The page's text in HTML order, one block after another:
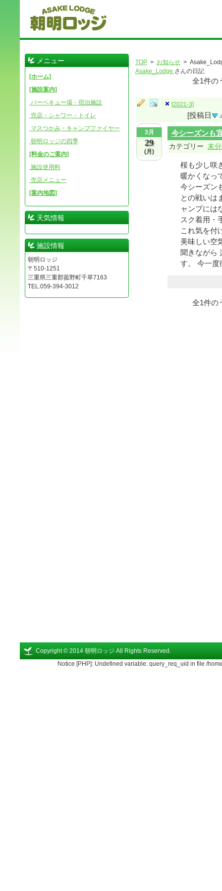
TOP > お知らせ >
Asake_Lodge さんの日記
全1件の
[2021-3]
[投稿日
3月
29
(月)
今シーズンも
カテゴリー 未
桜も少し咲
暖かくなっ
今シーズン
との戦いは
ャンプには
スク着用・
これ気を付
美味しい空
聞きながら
す。 今一
全1件の
メニュー
[ホーム]
[施設案内]
バーベキュー場・宿泊施設
売店・シャワー・トイレ
マスつかみ・キャンプファイヤー
朝明ロッジの四季
[料金のご案内]
施設使用料
売店メニュー
[案内地図]
天気情報
施設情報
朝明ロッジ
〒510-1251
三重県三重郡菰野町千草7163
TEL.059-394-3012
Copyright © 2014 朝明ロッジ All Rights Reserved.
Notice [PHP]: Undefined variable: query_req_uid in file /